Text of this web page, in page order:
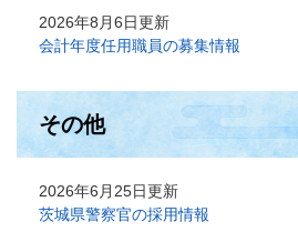
2026年8月6日更新
会計年度任用職員の募集情報
その他
2026年6月25日更新
茨城県警察官の採用情報